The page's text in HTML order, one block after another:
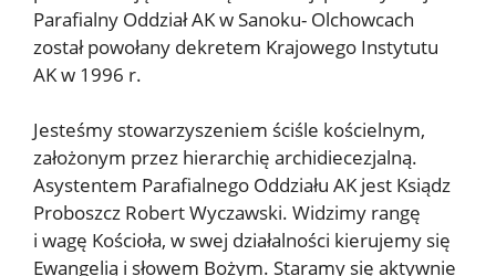
Parafialny Oddział AK w Sanoku- Olchowcach
został powołany dekretem Krajowego Instytutu
AK w 1996 r.
Jesteśmy stowarzyszeniem ściśle kościelnym,
założonym przez hierarchię archidiecezjalną.
Asystentem Parafialnego Oddziału AK jest Ksiądz
Proboszcz Robert Wyczawski. Widzimy rangę
i wagę Kościoła, w swej działalności kierujemy się
Ewangelią i słowem Bożym. Staramy się aktywnie